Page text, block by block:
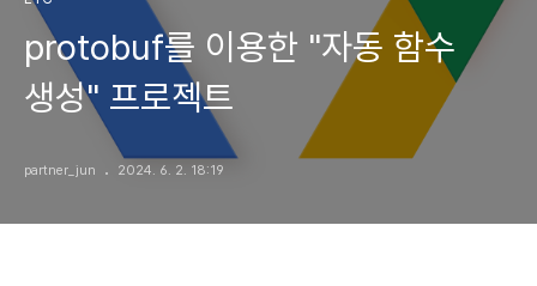
protobuf를 이용한 "자동 함수
생성" 프로젝트
partner_jun 2024. 6. 2. 18:19